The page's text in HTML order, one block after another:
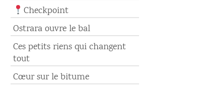
Checkpoint
Ostrara ouvre le bal
Ces petits riens qui changent
tout
Cœur sur le bitume